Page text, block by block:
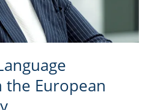
the European